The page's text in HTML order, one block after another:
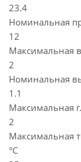
23.4
Номинальная
12
Максимальная
2
Номинальная
1.1
Максимальная
2
Максимальная
°C